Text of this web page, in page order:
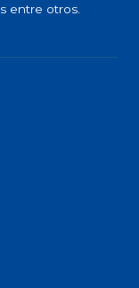
entre otros.